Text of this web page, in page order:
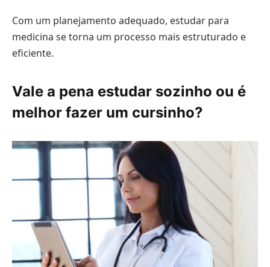
Com um planejamento adequado, estudar para
medicina se torna um processo mais estruturado e
eficiente.
Vale a pena estudar sozinho ou é
melhor fazer um cursinho?